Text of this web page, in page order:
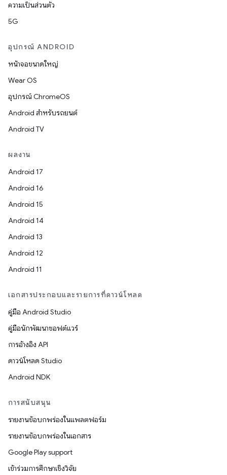
ความเป็นส่วนตัว
5G
อุปกรณ์ ANDROID
หน้าจอขนาดใหญ่
Wear OS
อุปกรณ์ ChromeOS
Android สำหรับรถยนต์
Android TV
ผลงาน
Android 17
Android 16
Android 15
Android 14
Android 13
Android 12
Android 11
เอกสารประกอบและรายการที่ดาวน์โหลด
คู่มือ Android Studio
คู่มือนักพัฒนาซอฟต์แวร์
การอ้างอิง API
ดาวน์โหลด Studio
Android NDK
การสนับสนุน
รายงานข้อบกพร่องในแพลตฟอร์ม
รายงานข้อบกพร่องในเอกสาร
Google Play support
เข้าร่วมการศึกษาเชิงวิจัย